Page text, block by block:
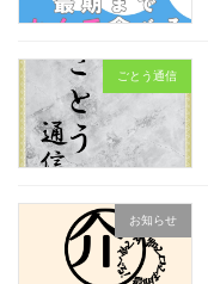
ごとう通信
お知らせ